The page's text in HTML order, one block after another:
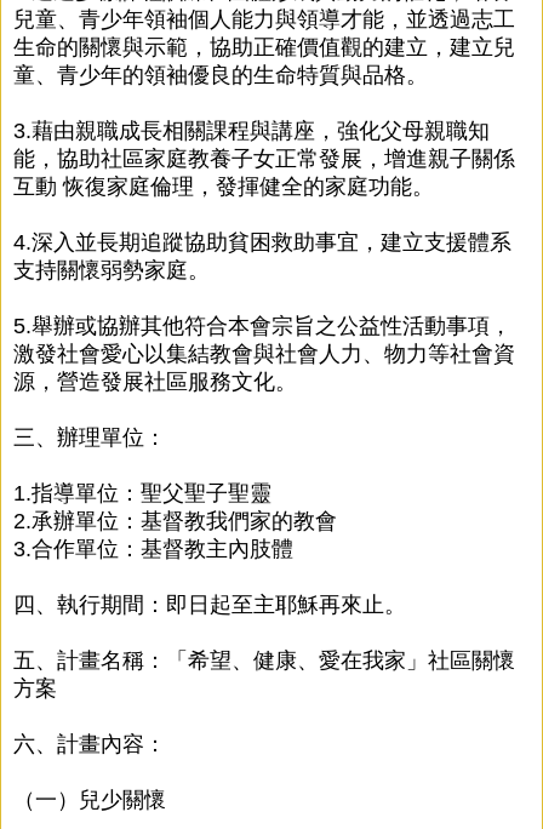
兒童、青少年領袖個人能力與領導才能，並透過志工
生命的關懷與示範，協助正確價值觀的建立，建立兒
童、青少年的領袖優良的生命特質與品格。
3.藉由親職成長相關課程與講座，強化父母親職知
能，協助社區家庭教養子女正常發展，增進親子關係
互動 恢復家庭倫理，發揮健全的家庭功能。
4.深入並長期追蹤協助貧困救助事宜，建立支援體系
支持關懷弱勢家庭。
5.舉辦或協辦其他符合本會宗旨之公益性活動事項，
激發社會愛心以集結教會與社會人力、物力等社會資
源，營造發展社區服務文化。
三、辦理單位：
1.指導單位：聖父聖子聖靈
2.承辦單位：基督教我們家的教會
3.合作單位：基督教主內肢體
四、執行期間：即日起至主耶穌再來止。
五、計畫名稱：「希望、健康、愛在我家」社區關懷
方案
六、計畫內容：
（一）兒少關懷